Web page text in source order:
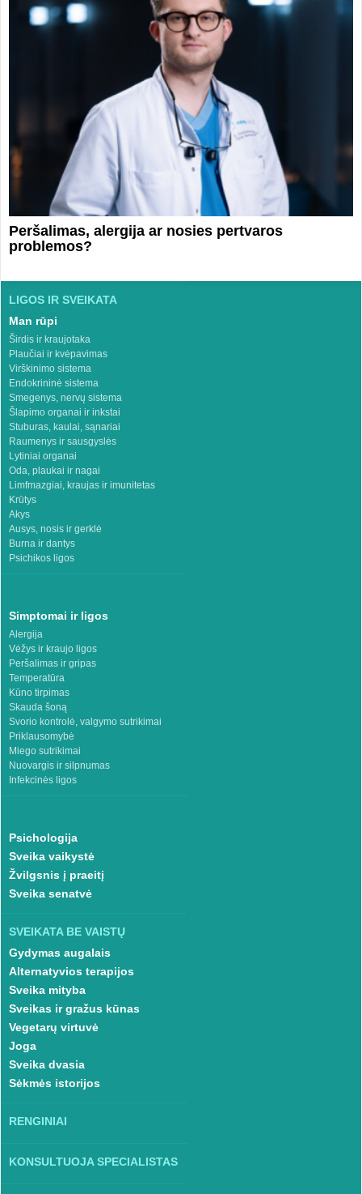
Peršalimas, alergija ar nosies pertvaros
problemos?
LIGOS IR SVEIKATA
Man rūpi
Širdis ir kraujotaka
Plaučiai ir kvėpavimas
Virškinimo sistema
Endokrininė sistema
Smegenys, nervų sistema
Šlapimo organai ir inkstai
Stuburas, kaulai, sąnariai
Raumenys ir sausgyslės
Lytiniai organai
Oda, plaukai ir nagai
Limfmazgiai, kraujas ir imunitetas
Krūtys
Akys
Ausys, nosis ir gerklė
Burna ir dantys
Psichikos ligos
Simptomai ir ligos
Alergija
Vėžys ir kraujo ligos
Peršalimas ir gripas
Temperatūra
Kūno tirpimas
Skauda šoną
Svorio kontrolė, valgymo sutrikimai
Priklausomybė
Miego sutrikimai
Nuovargis ir silpnumas
Infekcinės ligos
Psichologija
Sveika vaikystė
Žvilgsnis į praeitį
Sveika senatvė
SVEIKATA BE VAISTŲ
Gydymas augalais
Alternatyvios terapijos
Sveika mityba
Sveikas ir gražus kūnas
Vegetarų virtuvė
Joga
Sveika dvasia
Sėkmės istorijos
RENGINIAI
KONSULTUOJA SPECIALISTAS